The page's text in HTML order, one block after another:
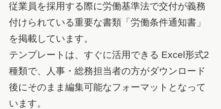
従業員を採用する際に労働基準法で交付が義務
付けられている重要な書類「労働条件通知書」
を掲載しています。
テンプレートは、すぐに活用できる Excel形式2
種類で、人事・総務担当者の方がダウンロード
後にそのまま編集可能なフォーマットとなって
います。